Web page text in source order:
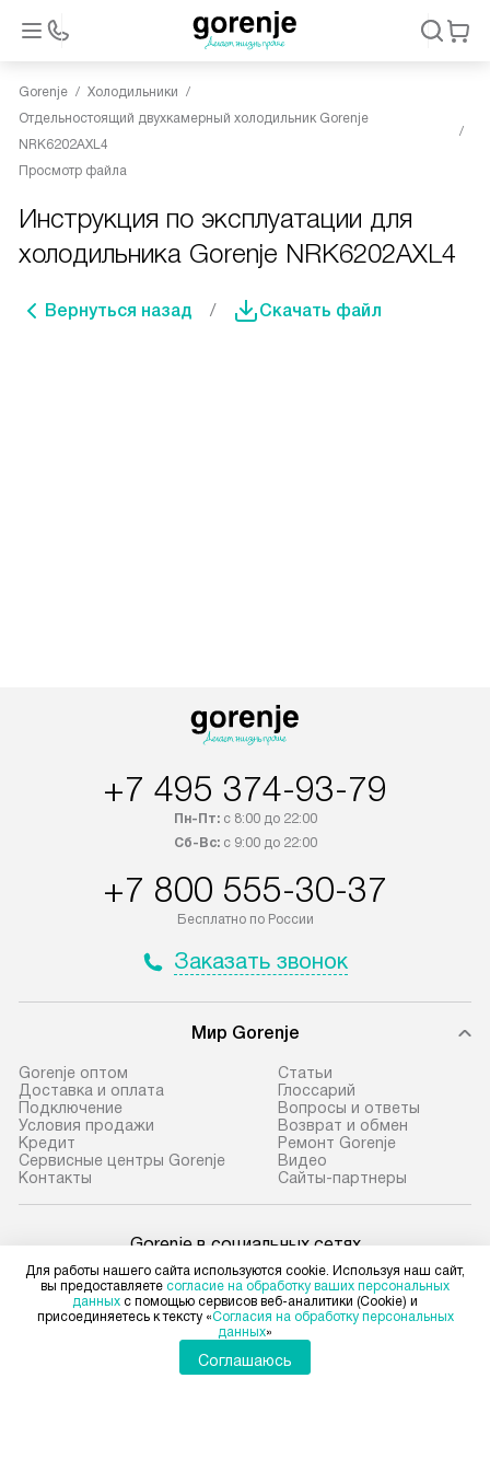
Gorenje
Холодильники
Отдельностоящий двухкамерный холодильник Gorenje
NRK6202AXL4
Просмотр файла
Инструкция по эксплуатации для
холодильника Gorenje NRK6202AXL4
Вернуться назад Скачать файл
+7 495 374-93-79
Пн-Пт:с 8:00 до 22:00
Сб-Вс:с 9:00 до 22:00
+7 800 555-30-37
Бесплатно по России
Заказать звонок
Мир Gorenje
Gorenje оптом
Доставка и оплата
Подключение
Условия продажи
Кредит
Сервисные центры Gorenje
Контакты
Cтатьи
Глоссарий
Вопросы и ответы
Возврат и обмен
Ремонт Gorenje
Видео
Сайты-партнеры
Gorenje в социальных сетях
Для физических лиц
shop@gorenje-ru.ru
Для юридических лиц
Для работы нашего сайта используются cookie. Используя наш сайт,
вы предоставляете согласие на обработку ваших персональных
данных с помощью сервисов веб-аналитики (Cookie) и
присоединяетесь к тексту «Согласия на обработку персональных
данных»
Соглашаюсь